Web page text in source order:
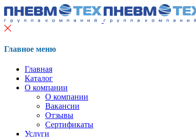
Главное меню
Главная
Каталог
О компании
О компании
Вакансии
Отзывы
Сертификаты
Услуги